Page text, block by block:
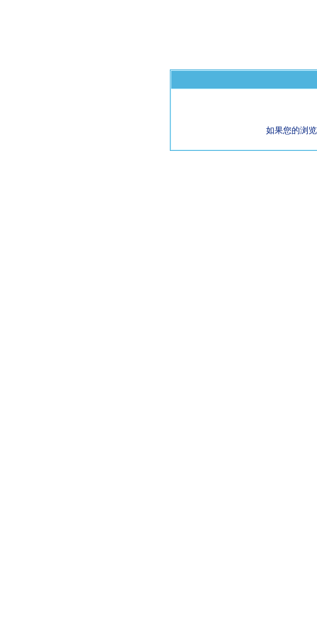
如果您的浏